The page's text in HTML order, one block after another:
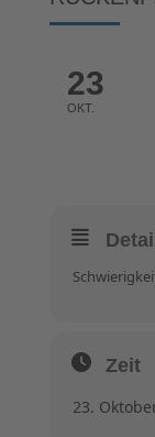
23
OKT.
Zeit
23.